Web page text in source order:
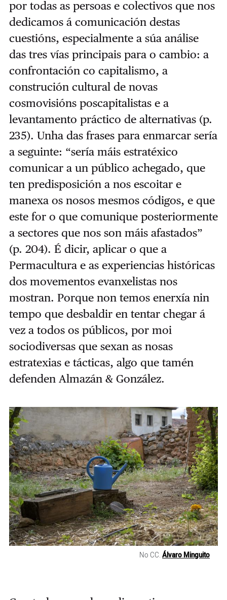
por todas as persoas e colectivos que nos
dedicamos á comunicación destas
cuestións, especialmente a súa análise
das tres vías principais para o cambio: a
confrontación co capitalismo, a
construción cultural de novas
cosmovisións poscapitalistas e a
levantamento práctico de alternativas (p.
235). Unha das frases para enmarcar sería
a seguinte: “sería máis estratéxico
comunicar a un público achegado, que
ten predisposición a nos escoitar e
manexa os nosos mesmos códigos, e que
este for o que comunique posteriormente
a sectores que nos son máis afastados”
(p. 204). É dicir, aplicar o que a
Permacultura e as experiencias históricas
dos movementos evanxelistas nos
mostran. Porque non temos enerxía nin
tempo que desbaldir en tentar chegar á
vez a todos os públicos, por moi
sociodiversas que sexan as nosas
estratexias e tácticas, algo que tamén
defenden Almazán & González.
No CC.Álvaro Minguito